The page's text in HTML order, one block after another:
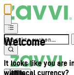
Welcome
It looks like you are
with local currency?